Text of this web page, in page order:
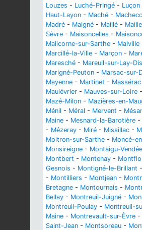
Louzes - Luché-Pringé - Luçon
Haut-Layon - Maché -
Madré - Maigné - Maillé -
Sèvre - Maisoncelles -
Malicorne-sur-Sarthe - Malville
Marcillé-la-Ville - Marçon -
Maresché - Mareuil-sur-Lay-
Marigné-Peuton - Marsac-sur-
Mayenne - Martinet - Massérac
Maulévrier - Mauves-sur-Loire -
Mazé-Milon - Mazières-en-
Ménil - Méral - Mervent -
Maine - Mesnard-la-Barotière -
- Mézeray - Miré - Missillac -
Moitron-sur-Sarthe - Moncé-
Monsireigne - Montaigu-Vendée
Montbert - Montenay -
Gesnois - Montigné-le-Brillant -
- Montilliers - Montjean -
Bretagne - Montournais -
Bellay - Montreuil-Juigné -
Montreuil-Poulay - Montreuil-
Maine - Montrevault-sur-Èvre -
Saint-Jean - Montsoreau -